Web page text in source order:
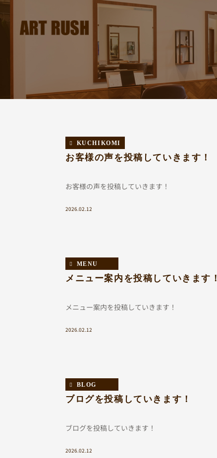
KUCHIKOMI
お客様の声を投稿していきます！
お客様の声を投稿していきます！
2026.02.12
MENU
メニュー案内を投稿していきます！
メニュー案内を投稿していきます！
2026.02.12
BLOG
ブログを投稿していきます！
ブログを投稿していきます！
2026.02.12